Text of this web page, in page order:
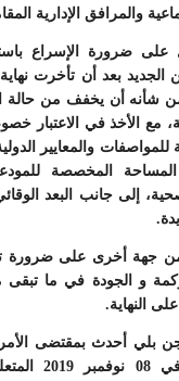
والمرافق الإدارية
ضرورة الإسراع
الجديد بعد أن تأخرت
شأنه أن يخفف من حالة
مع الأخذ في الاعتبار
والمعايير
المخصصة
إلى جانب البعد
جهة أخرى على ضرورة
و الجودة في ما
النهاية.
لسنة 2019